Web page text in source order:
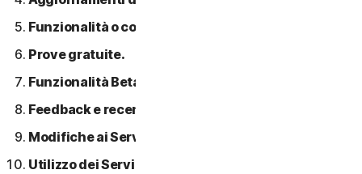
Funzionalità o contenuti di terzi.
Prove gratuite.
Funzionalità Beta.
Feedback e recensioni.
Modifiche ai Servizi.
Utilizzo dei Servizi in una rete.